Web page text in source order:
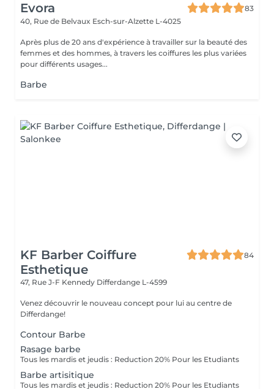
Evora
83
40, Rue de Belvaux Esch-sur-Alzette L-4025
Après plus de 20 ans d'expérience à travailler sur la beauté des
femmes et des hommes, à travers les coiffures les plus variées
pour différents usages...
Barbe
KF Barber Coiffure
Esthetique
84
47, Rue J-F Kennedy Differdange L-4599
Venez découvrir le nouveau concept pour lui au centre de
Differdange!
Contour Barbe
Rasage barbe
Tous les mardis et jeudis : Reduction 20% Pour les Etudiants
Barbe artisitique
Tous les mardis et jeudis : Reduction 20% Pour les Etudiants